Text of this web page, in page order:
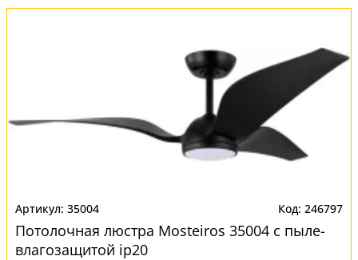
35004 246797
Потолочная люстра Mosteiros 35004 с пыле-
влагозащитой ip20